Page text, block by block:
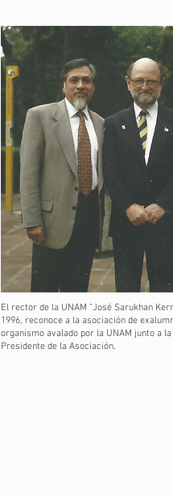
El rector de la UNAM "José Sarukhan
1996, reconoce a la asociación de
organismo avalado por la UNAM junto a
Presidente de la Asociación.